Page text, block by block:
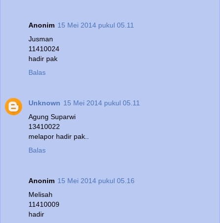
Anonim 15 Mei 2014 pukul 05.11
Jusman
11410024
hadir pak
Balas
Unknown 15 Mei 2014 pukul 05.11
Agung Suparwi
13410022
melapor hadir pak..
Balas
Anonim 15 Mei 2014 pukul 05.16
Melisah
11410009
hadir